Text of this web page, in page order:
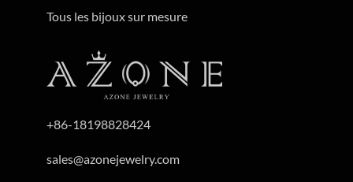
+86-18198828424
sales@azonejewelry.com
Tous les bijoux sur mesure